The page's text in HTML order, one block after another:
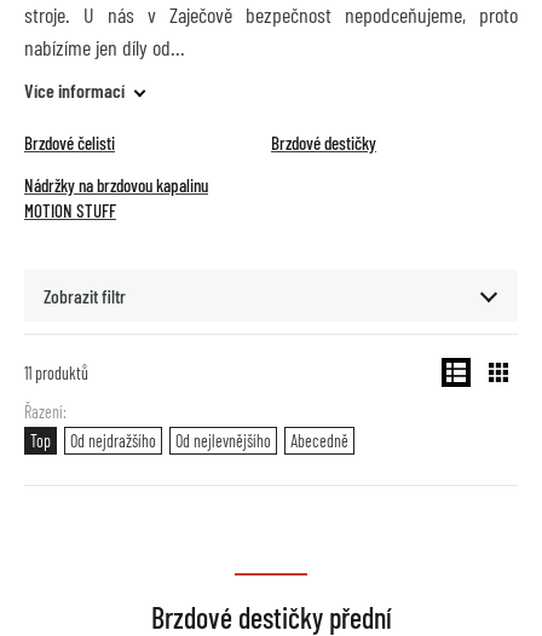
stroje. U nás v Zaječově bezpečnost nepodceňujeme, proto
nabízíme jen díly od
Více informací
Brzdové čelisti
Brzdové destičky
Nádržky na brzdovou kapalinu
MOTION STUFF
Zobrazit filtr
11 produktů
Řazení
Top
Od nejdražšího Od nejlevnějšího Abecedně
Brzdové destičky přední